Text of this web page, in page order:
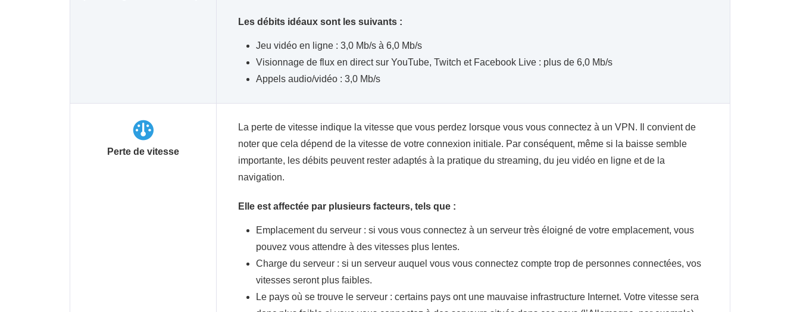
Les débits idéaux sont les suivants :
Jeu vidéo en ligne : 3,0 Mb/s à 6,0 Mb/s
Visionnage de flux en direct sur YouTube, Twitch et Facebook Live : plus de 6,0 Mb/s
Appels audio/vidéo : 3,0 Mb/s
Perte de vitesse
La perte de vitesse indique la vitesse que vous perdez lorsque vous vous connectez à un VPN. Il convient de
noter que cela dépend de la vitesse de votre connexion initiale. Par conséquent, même si la baisse semble
importante, les débits peuvent rester adaptés à la pratique du streaming, du jeu vidéo en ligne et de la
navigation.
Elle est affectée par plusieurs facteurs, tels que :
Emplacement du serveur : si vous vous connectez à un serveur très éloigné de votre emplacement, vous
pouvez vous attendre à des vitesses plus lentes.
Charge du serveur : si un serveur auquel vous vous connectez compte trop de personnes connectées, vos
vitesses seront plus faibles.
Le pays où se trouve le serveur : certains pays ont une mauvaise infrastructure Internet. Votre vitesse sera